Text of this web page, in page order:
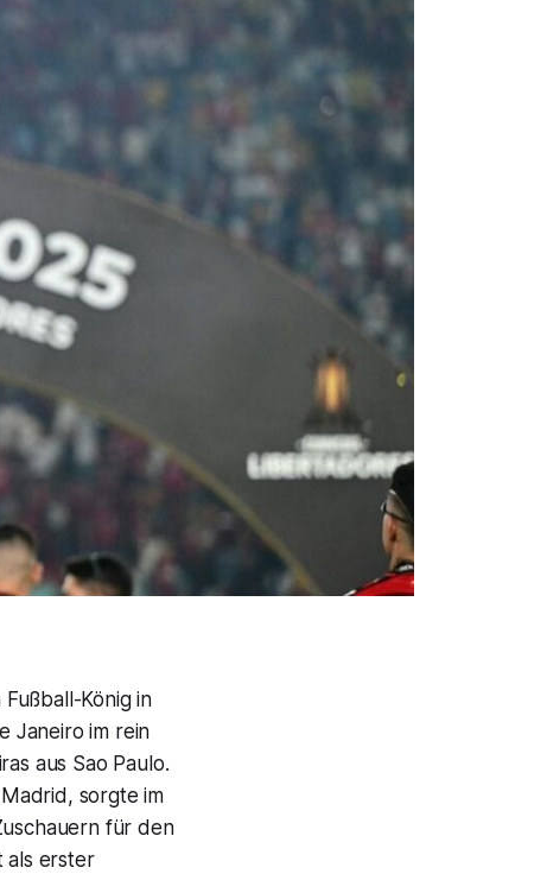
König in
Janeiro im rein
aus Sao Paulo.
sorgte im
für den
als erster